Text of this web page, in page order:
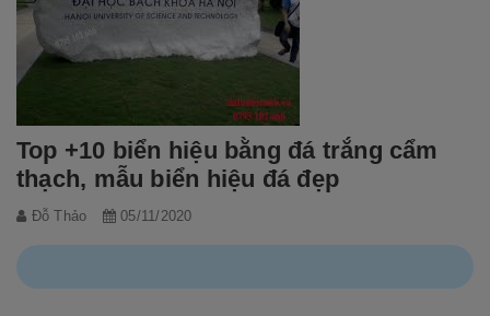
Top +10 biển hiệu bằng đá trắng cẩm
thạch, mẫu biển hiệu đá đẹp
Đỗ Thảo 05/11/2020